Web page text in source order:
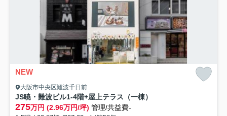
NEW
大阪市中央区難波千日前
JS暁・難波ビル1-4階+屋上テラス（一棟）
275万円 (2.96万円/坪) 管理/共益費-